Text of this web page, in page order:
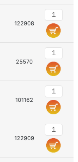
122908
25570
101162
122909